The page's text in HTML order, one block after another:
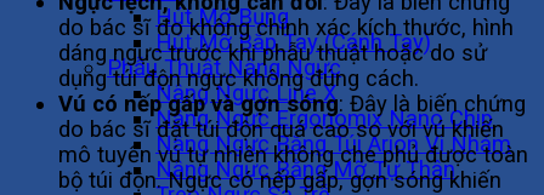
Hút Mỡ Bụng
Hút Mỡ Bắp Tay (Cánh Tay)
Phẫu Thuật Nâng Ngực
Nâng Ngực Line X
Nâng Ngực Ergonomix Nano Chip
Nâng Ngực Bằng Túi Arion Vi Nhám
Nâng Ngực Bằng Mỡ Tự Thân
do bác sĩ đo không chính xác kích thước, hình
dáng ngực trước khi phẫu thuật hoặc do sử
dụng túi độn ngực không đúng cách.
Vú có nếp gấp và gợn sóng: Đây là biến chứng
do bác sĩ đặt túi độn quá cao so với vú khiến
mô tuyến vú tự nhiên không che phủ được toàn
bộ túi độn. Ngực có nếp gấp, gợn sóng khiến